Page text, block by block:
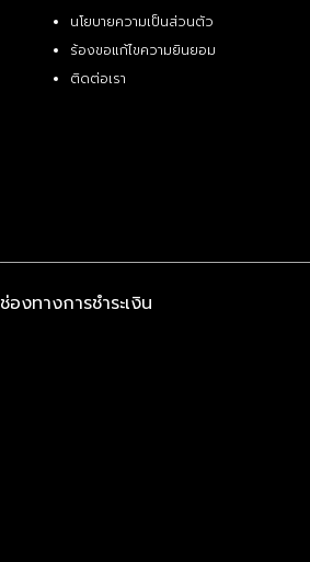
นโยบายความเป็นส่วนตัว
ร้องขอแก้ไขความยินยอม
ติดต่อเรา
ช่องทางการชำระเงิน